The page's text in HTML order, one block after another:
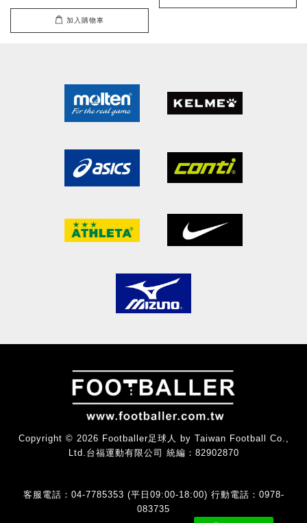
加入購物車
Copyright © 2026 Footballer足球人 by Taiwan Football Co.,
Ltd.台福運動有限公司 統編：82902870
客服電話：04-7785353 (平日09:00-18:00) 行動電話：0978-
083735